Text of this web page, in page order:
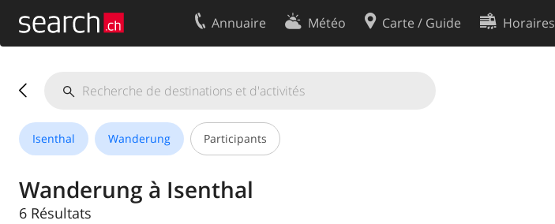
Annuaire Météo Carte / Guide Horaires
Isenthal Wanderung Participants
Wanderung à Isenthal
6 Résultats
Centre clients
Mentions Légales
Conditions d’utilisation